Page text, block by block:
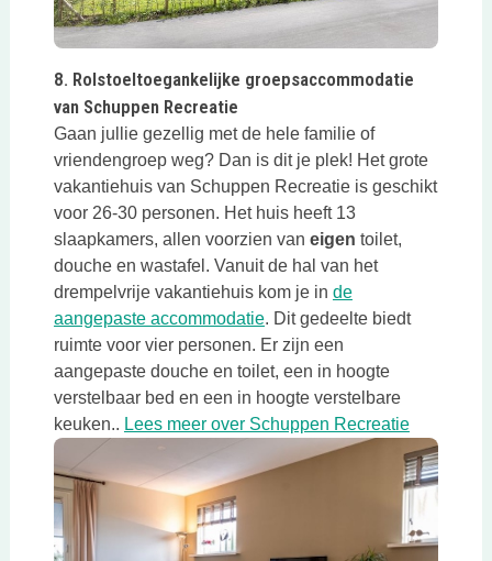
8. Rolstoeltoegankelijke groepsaccommodatie
van Schuppen Recreatie
Gaan jullie gezellig met de hele familie of
vriendengroep weg? Dan is dit je plek! Het grote
vakantiehuis van Schuppen Recreatie is geschikt
voor 26-30 personen. Het huis heeft 13
slaapkamers, allen voorzien van eigen toilet,
douche en wastafel. Vanuit de hal van het
drempelvrije vakantiehuis kom je in de
aangepaste accommodatieDeze link opent in een
. Dit gedeelte biedt
ruimte voor vier personen. Er zijn een
aangepaste douche en toilet, een in hoogte
verstelbaar bed en een in hoogte verstelbare
keuken.. Lees meer over Schuppen RecreatieDeze link